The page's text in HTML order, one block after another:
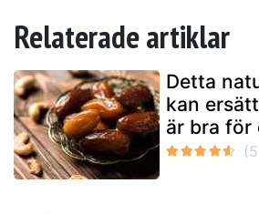
Relaterade artiklar
Detta
kan
är bra för